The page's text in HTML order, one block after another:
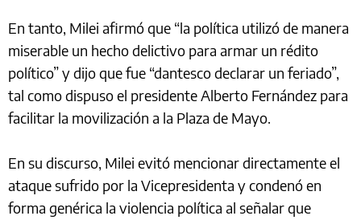
En tanto, Milei afirmó que “la política utilizó de manera
miserable un hecho delictivo para armar un rédito
político” y dijo que fue “dantesco declarar un feriado”,
tal como dispuso el presidente Alberto Fernández para
facilitar la movilización a la Plaza de Mayo.
En su discurso, Milei evitó mencionar directamente el
ataque sufrido por la Vicepresidenta y condenó en
forma genérica la violencia política al señalar que